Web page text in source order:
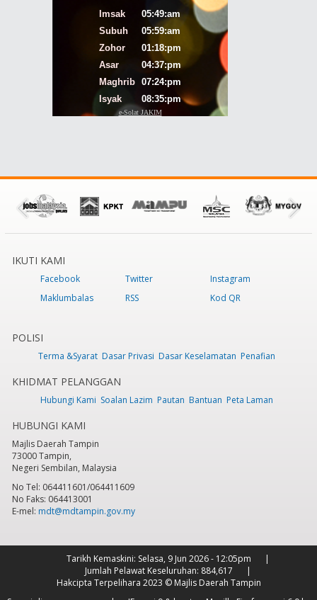
IKUTI KAMI
Facebook Twitter
Instagram
Maklumbalas
RSS Kod QR
POLISI
Terma &Syarat Dasar Privasi Dasar Keselamatan Penafian
KHIDMAT PELANGGAN
Hubungi Kami Soalan Lazim Pautan Bantuan Peta Laman
HUBUNGI KAMI
Majlis Daerah Tampin
73000 Tampin,
Negeri Sembilan, Malaysia
No Tel: 064411601/064411609
No Faks: 064413001
E-mel: mdt@mdtampin.gov.my
Tarikh Kemaskini: Selasa, 9 Jun 2026 - 12:05pm
Jumlah Pelawat Keseluruhan: 884,617
Hakcipta Terpelihara 2023 © Majlis Daerah Tampin